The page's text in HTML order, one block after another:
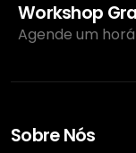
Workshop
Agende um
Sobre Nós